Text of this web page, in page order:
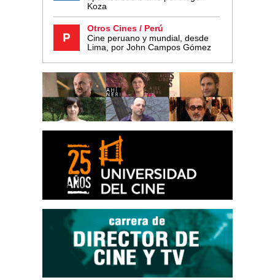
Koza
Otros Cines / Perú
Cine peruano y mundial, desde
Lima, por John Campos Gómez